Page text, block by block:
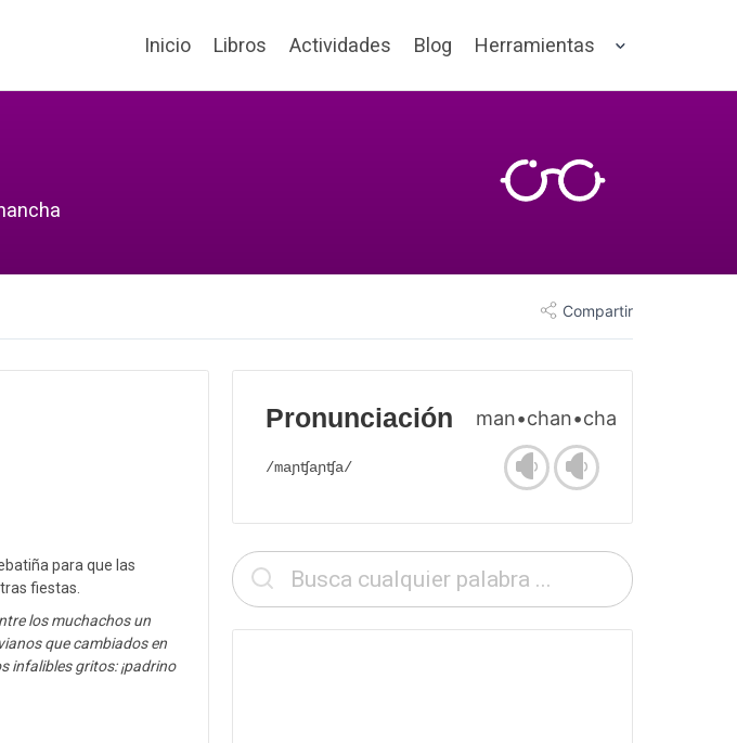
Inicio Libros Actividades Blog Herramientas
Compartir
para que las
fiestas.
los muchachos un
que cambiados en
infalibles gritos: ¡padrino
Pronunciación man•chan•cha
/maɲʧaɲʧa/